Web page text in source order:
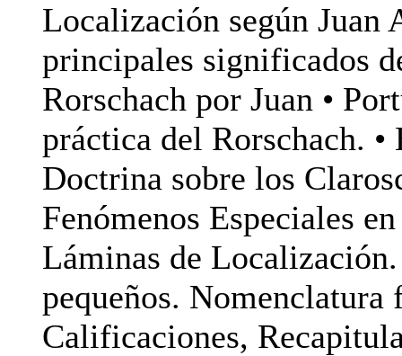
Localización según Juan
principales significados
Rorschach por Juan •
práctica del Rorschach.
Doctrina sobre los
Fenómenos Especiales
Láminas de
pequeños. Nomenclatura
Calificaciones,